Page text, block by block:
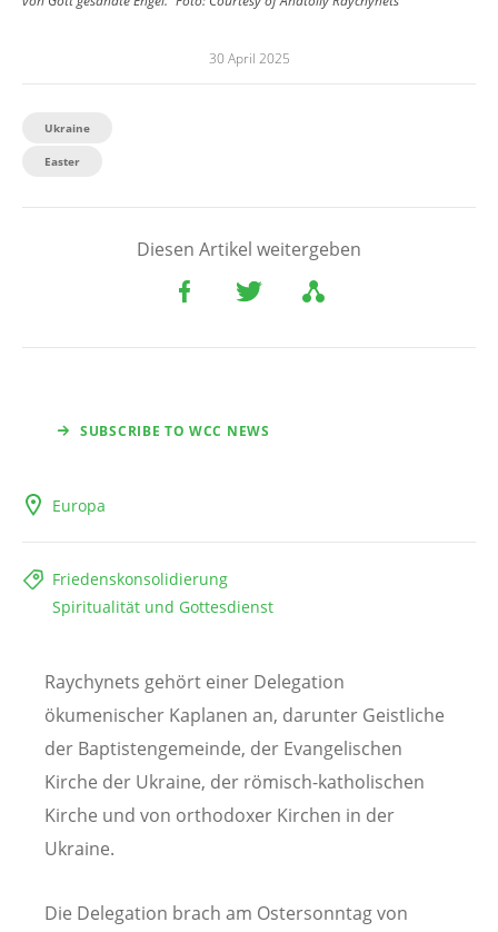
30 April 2025
Ukraine
Easter
Diesen Artikel weitergeben
SUBSCRIBE TO WCC NEWS
Europa
Friedenskonsolidierung
Spiritualität und Gottesdienst
Raychynets gehört einer Delegation
ökumenischer Kaplanen an, darunter Geistliche
der Baptistengemeinde, der Evangelischen
Kirche der Ukraine, der römisch-katholischen
Kirche und von orthodoxer Kirchen in der
Ukraine.
Die Delegation brach am Ostersonntag von